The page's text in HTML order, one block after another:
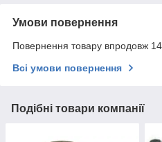
Умови повернення
Повернення товару впродовж
Всі умови повернення
Подібні товари компанії